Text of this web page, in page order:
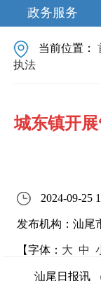
政务服务
当前位置：
执法
城东镇开
2024-09-25
发布机构：汕尾
【字体： 大 中
汕尾日报讯